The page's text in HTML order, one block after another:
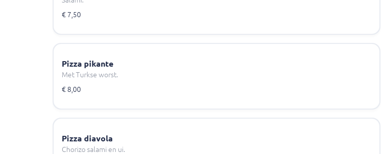
€ 7,50
Pizza pikante
Met Turkse worst.
€ 8,00
Pizza diavola
Chorizo salami en ui.